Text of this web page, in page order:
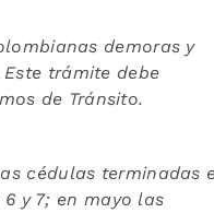
demoras y
trámite debe
de Tránsito.
cédulas terminadas
y 7; en mayo las